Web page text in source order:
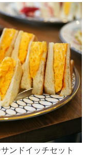
ンドイッチセット